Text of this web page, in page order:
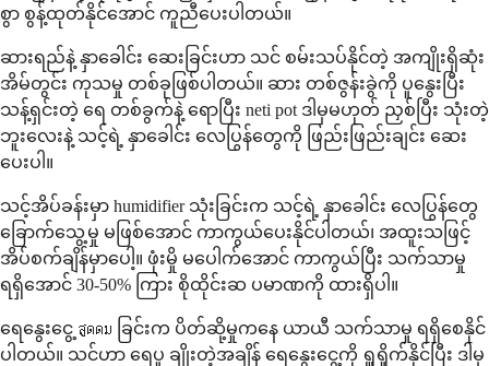
စွာ စွန့်ထုတ်နိုင်အောင် ကူညီပေးပါတယ်။
ဆားရည်နဲ့ နှာခေါင်း ဆေးခြင်းဟာ သင် စမ်းသပ်နိုင်တဲ့ အကျိုးရှိဆုံး
အိမ်တွင်း ကုသမှု တစ်ခုဖြစ်ပါတယ်။ ဆား တစ်ဇွန်းခွဲကို ပူနွေးပြီး
သန့်ရှင်းတဲ့ ရေ တစ်ခွက်နဲ့ ရောပြီး neti pot ဒါမှမဟုတ် ညှစ်ပြီး သုံးတဲ့
ဘူးလေးနဲ့ သင့်ရဲ့ နှာခေါင်း လေပြွန်တွေကို ဖြည်းဖြည်းချင်း ဆေး
ပေးပါ။
သင့်အိပ်ခန်းမှာ humidifier သုံးခြင်းက သင့်ရဲ့ နှာခေါင်း လေပြွန်တွေ
ခြောက်သွေ့မှု မဖြစ်အောင် ကာကွယ်ပေးနိုင်ပါတယ်၊ အထူးသဖြင့်
အိပ်စက်ချိန်မှာပေါ့။ ဖုံးမှို မပေါက်အောင် ကာကွယ်ပြီး သက်သာမှု
ရရှိအောင် 30-50% ကြား စိုထိုင်းဆ ပမာဏကို ထားရှိပါ။
ရေနွေးငွေ့ สูดดม ခြင်းက ပိတ်ဆို့မှုကနေ ယာယီ သက်သာမှု ရရှိစေနိုင်
ပါတယ်။ သင်ဟာ ရေပူ ချိုးတဲ့အချိန် ရေနွေးငွေ့ကို ရှူရှိုက်နိုင်ပြီး ဒါမှ